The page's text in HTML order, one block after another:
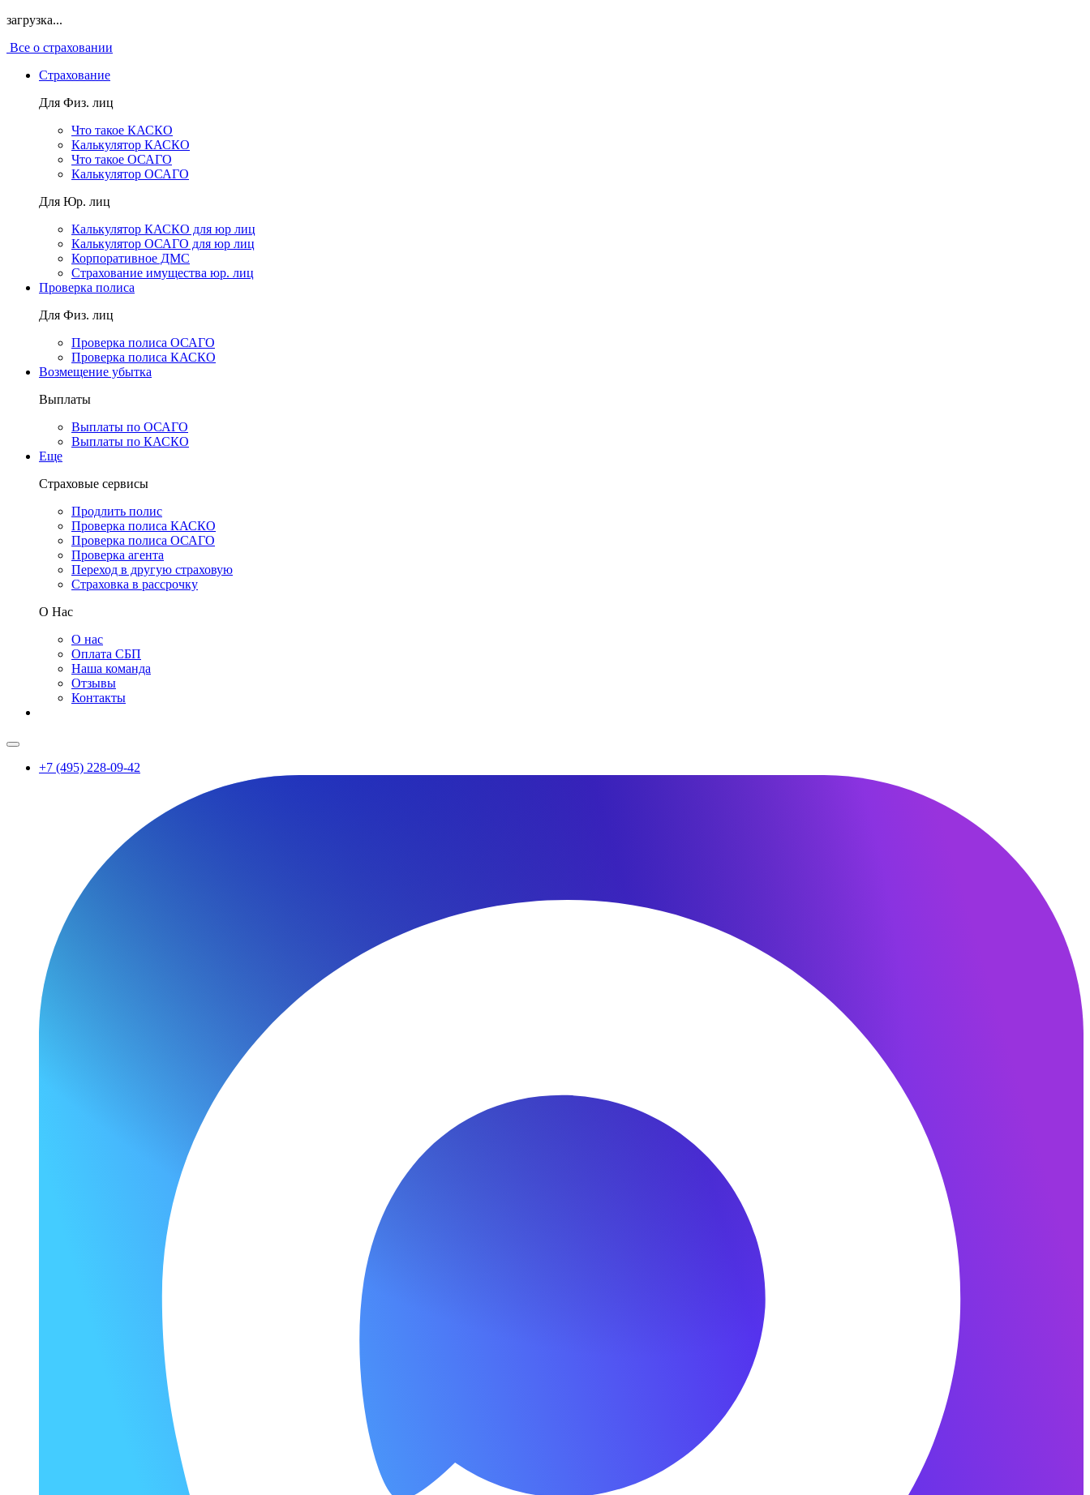
загрузка...
Все о страховании
Страхование
Для Физ. лиц
Что такое КАСКО
Калькулятор КАСКО
Что такое ОСАГО
Калькулятор ОСАГО
Для Юр. лиц
Калькулятор КАСКО для юр лиц
Калькулятор ОСАГО для юр лиц
Корпоративное ДМС
Страхование имущества юр. лиц
Проверка полиса
Для Физ. лиц
Проверка полиса ОСАГО
Проверка полиса КАСКО
Возмещение убытка
Выплаты
Выплаты по ОСАГО
Выплаты по КАСКО
Еще
Страховые сервисы
Продлить полис
Проверка полиса КАСКО
Проверка полиса ОСАГО
Проверка агента
Переход в другую страховую
Страховка в рассрочку
О Нас
О нас
Оплата СБП
Наша команда
Отзывы
Контакты
+7 (495) 228-09-42